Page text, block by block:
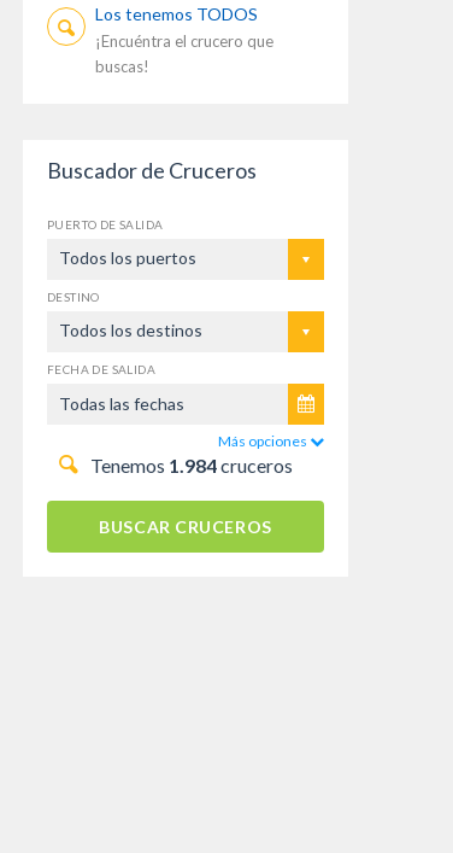
Los tenemos TODOS
¡Encuéntra el crucero que
buscas!
Buscador de Cruceros
PUERTO DE SALIDA
Todos los puertos
DESTINO
Todos los destinos
FECHA DE SALIDA
Más opciones
Tenemos 1.984cruceros
BUSCAR CRUCEROS